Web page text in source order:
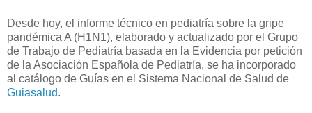
Desde hoy, el informe técnico en pediatría sobre la gripe
pandémica A (H1N1), elaborado y actualizado por el Grupo
de Trabajo de Pediatría basada en la Evidencia por petición
de la Asociación Española de Pediatría, se ha incorporado
al catálogo de Guías en el Sistema Nacional de Salud de
Guiasalud.